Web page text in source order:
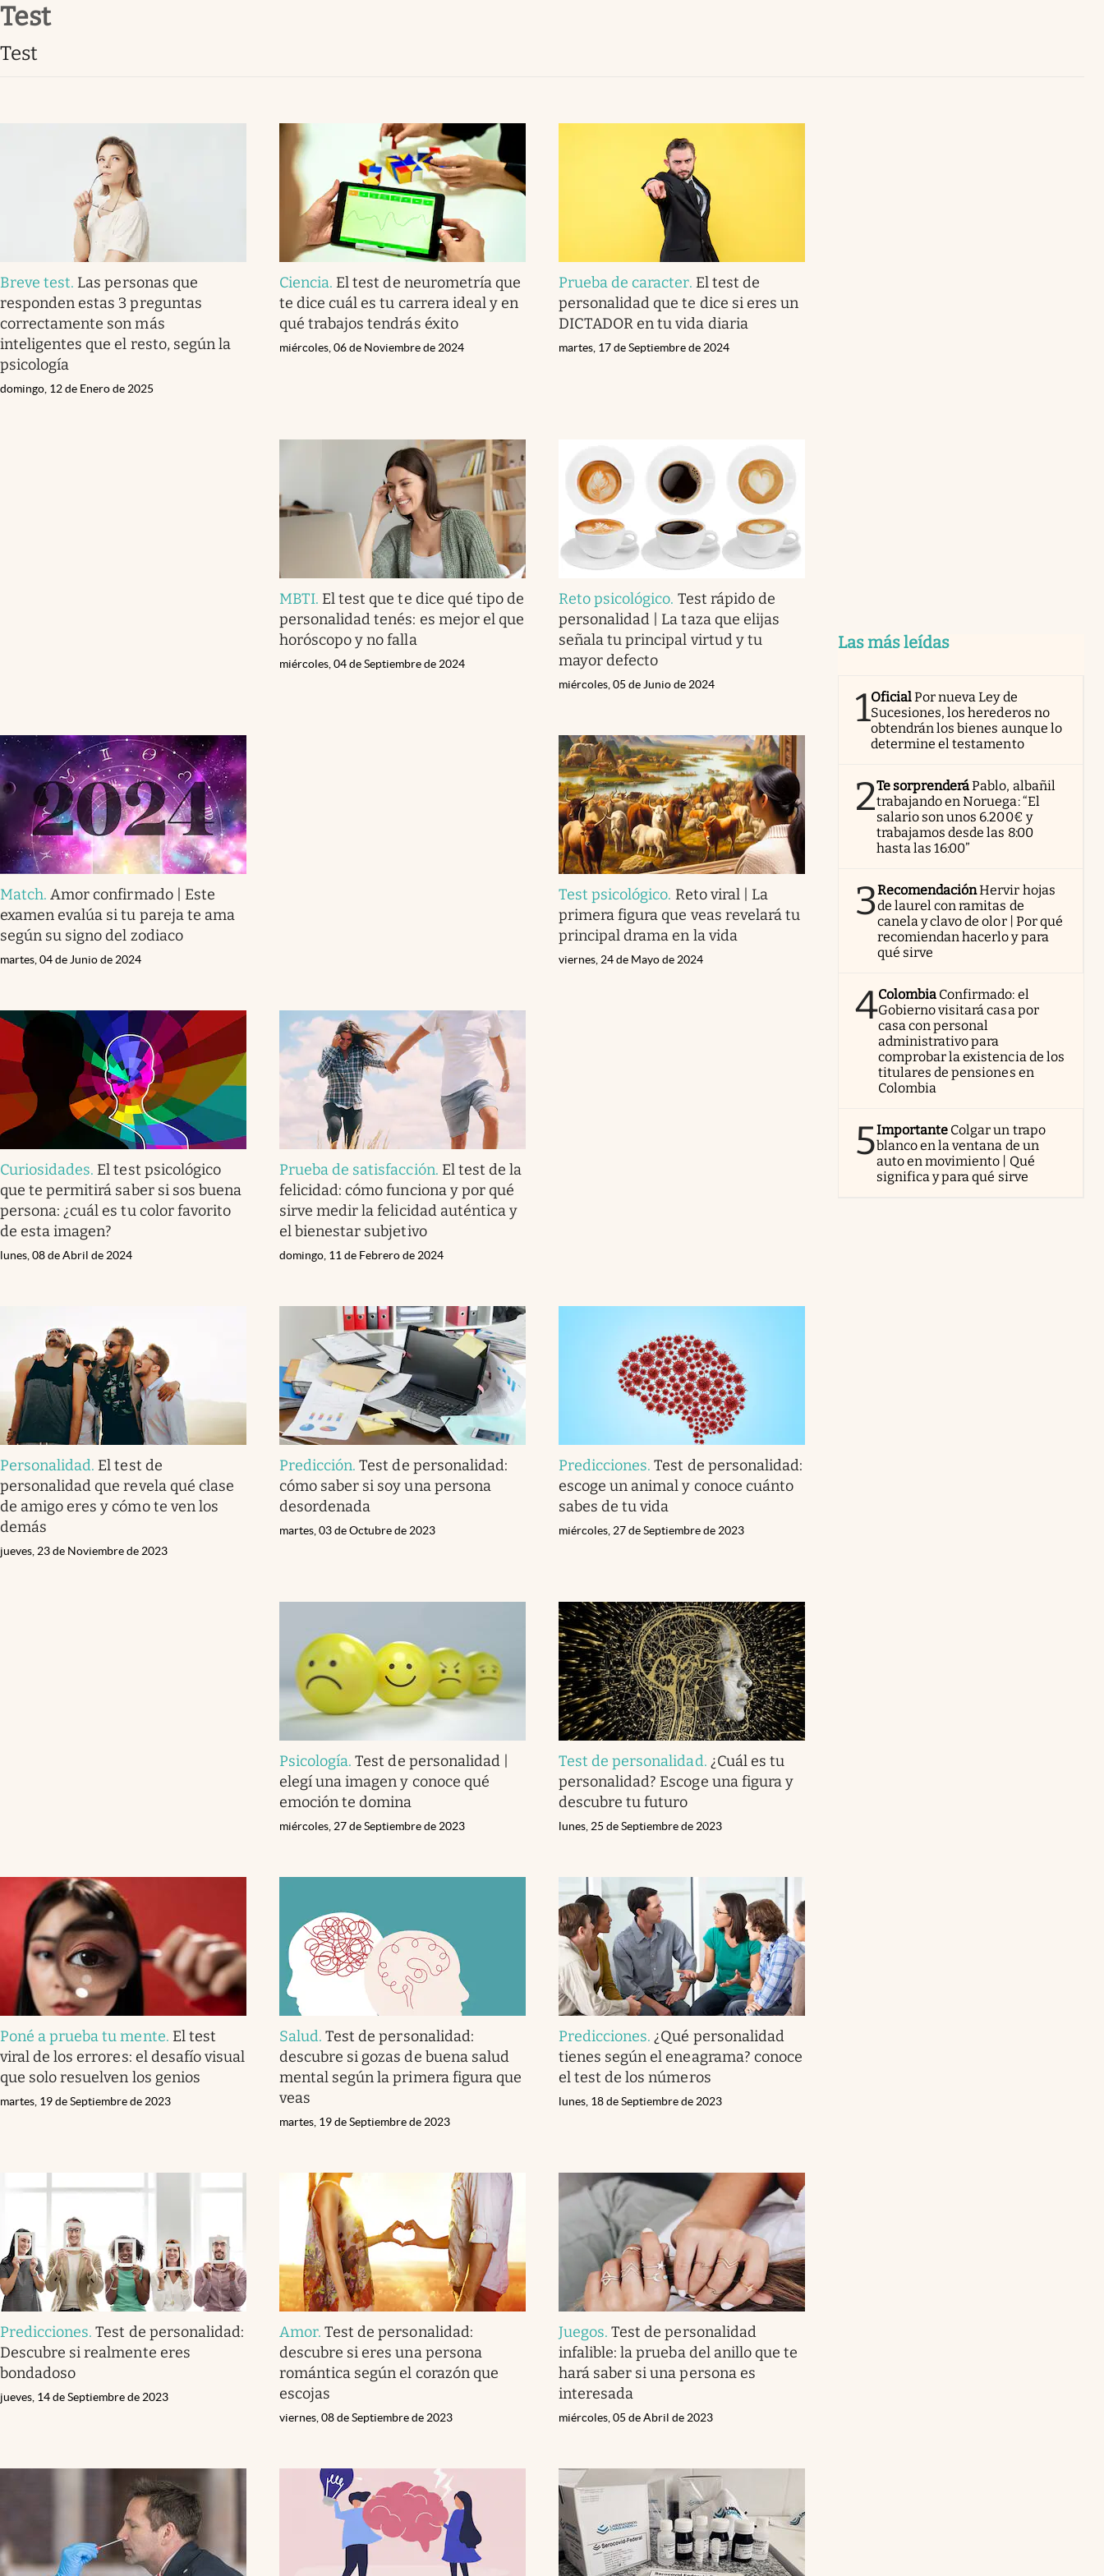
Infotechnology
Eventos Corporativos
abre en nueva pestaña
test
test
Breve test. Las personas que
responden estas 3 preguntas
correctamente son más
inteligentes que el resto, según la
psicología
domingo, 12 de Enero de 2025
Ciencia. El test de neurometría que
te dice cuál es tu carrera ideal y en
qué trabajos tendrás éxito
miércoles, 06 de Noviembre de 2024
Prueba de caracter. El test de
personalidad que te dice si eres un
DICTADOR en tu vida diaria
martes, 17 de Septiembre de 2024
MBTI. El test que te dice qué tipo de
personalidad tenés: es mejor el que
horóscopo y no falla
miércoles, 04 de Septiembre de 2024
Reto psicológico. Test rápido de
personalidad | La taza que elijas
señala tu principal virtud y tu
mayor defecto
miércoles, 05 de Junio de 2024
Match.Amor confirmado | Este
examen evalúa si tu pareja te ama
según su signo del zodiaco
martes, 04 de Junio de 2024
Test psicológico. Reto viral | La
primera figura que veas revelará tu
principal drama en la vida
viernes, 24 de Mayo de 2024
Curiosidades. El test psicológico
que te permitirá saber si sos buena
persona: ¿cuál es tu color favorito
de esta imagen?
lunes, 08 de Abril de 2024
Prueba de satisfacción. El test de la
felicidad: cómo funciona y por qué
sirve medir la felicidad auténtica y
el bienestar subjetivo
domingo, 11 de Febrero de 2024
Personalidad. El test de
personalidad que revela qué clase
de amigo eres y cómo te ven los
demás
jueves, 23 de Noviembre de 2023
Predicción.Test de personalidad:
cómo saber si soy una persona
desordenada
martes, 03 de Octubre de 2023
Predicciones.Test de personalidad:
escoge un animal y conoce cuánto
sabes de tu vida
miércoles, 27 de Septiembre de 2023
Psicología.Test de personalidad |
elegí una imagen y conoce qué
emoción te domina
miércoles, 27 de Septiembre de 2023
Test de personalidad. ¿Cuál es tu
personalidad? Escoge una figura y
descubre tu futuro
lunes, 25 de Septiembre de 2023
Poné a prueba tu mente. El test
viral de los errores: el desafío visual
que solo resuelven los genios
martes, 19 de Septiembre de 2023
Salud.Test de personalidad:
descubre si gozas de buena salud
mental según la primera figura que
veas
martes, 19 de Septiembre de 2023
Predicciones. ¿Qué personalidad
tienes según el eneagrama? conoce
el test de los números
lunes, 18 de Septiembre de 2023
Predicciones.Test de personalidad:
Descubre si realmente eres
bondadoso
jueves, 14 de Septiembre de 2023
Amor.Test de personalidad:
descubre si eres una persona
romántica según el corazón que
escojas
viernes, 08 de Septiembre de 2023
Juegos.Test de personalidad
infalible: la prueba del anillo que te
hará saber si una persona es
interesada
miércoles, 05 de Abril de 2023
Las más leídas
1OficialPor nueva Ley de
Sucesiones, los herederos no
obtendrán los bienes aunque lo
determine el testamento
2Te sorprenderáPablo, albañil
trabajando en Noruega: “El
salario son unos 6.200€ y
trabajamos desde las 8:00
hasta las 16:00”
3RecomendaciónHervir hojas
de laurel con ramitas de
canela y clavo de olor | Por qué
recomiendan hacerlo y para
qué sirve
4Colombia Confirmado: el
Gobierno visitará casa por
casa con personal
administrativo para
comprobar la existencia de los
titulares de pensiones en
Colombia
5Importante Colgar un trapo
blanco en la ventana de un
auto en movimiento | Qué
significa y para qué sirve